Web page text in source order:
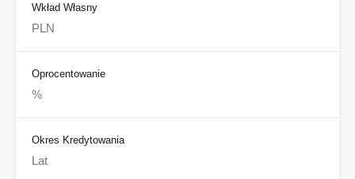
Wkład Własny
Oprocentowanie
Okres Kredytowania